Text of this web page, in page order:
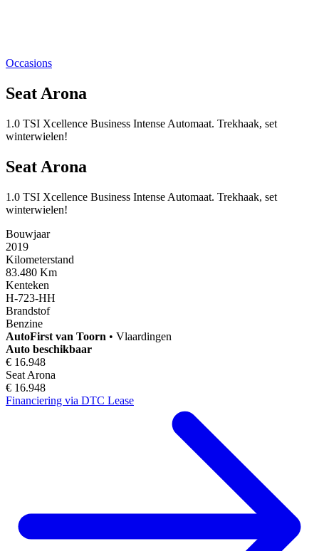
Occasions
Seat Arona
1.0 TSI Xcellence Business Intense Automaat. Trekhaak, set
winterwielen!
Seat Arona
1.0 TSI Xcellence Business Intense Automaat. Trekhaak, set
winterwielen!
Bouwjaar
2019
Kilometerstand
83.480 Km
Kenteken
H-723-HH
Brandstof
Benzine
AutoFirst van Toorn • Vlaardingen
Auto beschikbaar
€ 16.948
Seat Arona
€ 16.948
Financiering via DTC Lease